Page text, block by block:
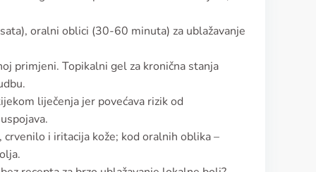
oralni oblici (30-60 minuta) za ublažavanje
primjeni. Topikalni gel za kronična stanja
liječenja jer povećava rizik od
crvenilo i iritacija kože; kod oralnih oblika –